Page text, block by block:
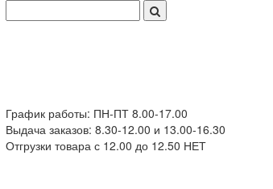
График работы: ПН-ПТ 8.00-17.00
Выдача заказов: 8.30-12.00 и 13.00-16.30
Отгрузки товара с 12.00 до 12.50 НЕТ